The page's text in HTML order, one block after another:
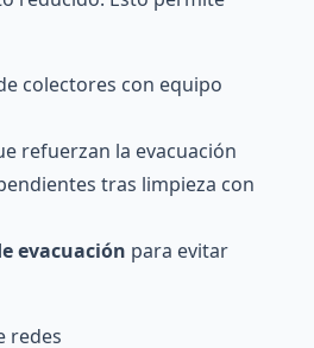
colectores con equipo
refuerzan la evacuación
tras limpieza con
evacuación para evitar
redes